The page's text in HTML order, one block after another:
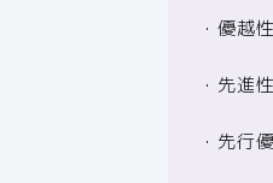
・優越性
・先進性
・先行